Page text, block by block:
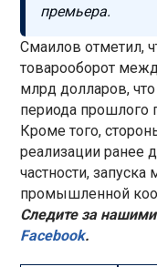
премьера.
Смаилов отметил,
товарооборот
млрд долларов,
периода прошлого
Кроме того,
реализации ранее
частности,
промышленной
Следите за
Facebook.